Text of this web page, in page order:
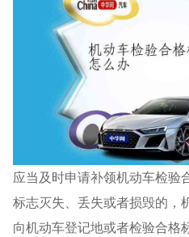
应当及时申请补领机动车检验
标志灭失、丢失或者损毁的，
向机动车登记地或者检验合格